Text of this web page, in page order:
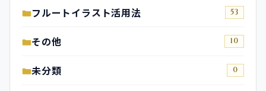
フルートイラスト活用法 53
その他 10
未分類 0